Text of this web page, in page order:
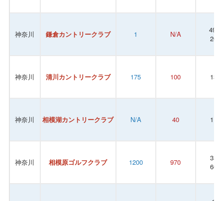
神奈川 鎌倉カントリークラブ 1 N/A
49.5
200
神奈川 清川カントリークラブ 175 100 132
神奈川 相模湖カントリークラブ N/A 40 110
神奈川 相模原ゴルフクラブ 1200 970
330
600